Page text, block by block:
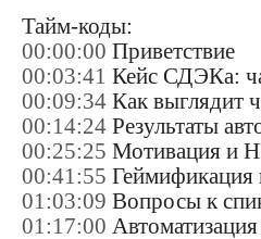
Тайм-коды:
00:00:00 Приветствие
00:03:41 Кейс СДЭКа:
00:09:34 Как выглядит
00:14:24 Результаты
00:25:25 Мотивация и
00:41:55
01:03:09 Вопросы к
01:17:00